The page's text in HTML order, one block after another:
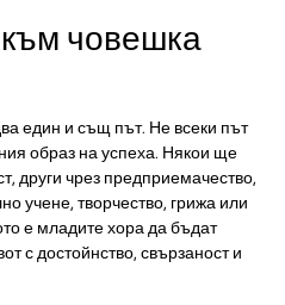
човешка
един и същ път. Не всеки път
образ на успеха. Някои ще
други чрез предприемачество,
учене, творчество, грижа или
е младите хора да бъдат
с достойнство, свързаност и